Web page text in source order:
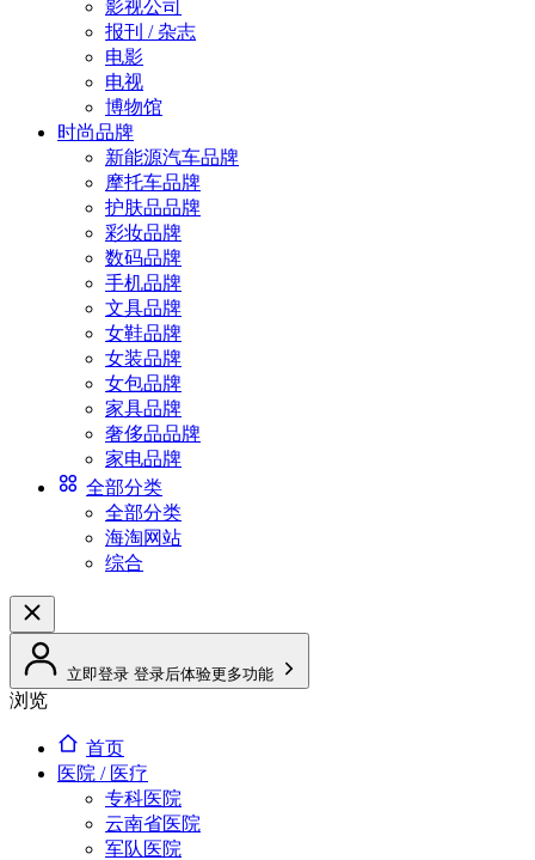
影视公司
报刊 / 杂志
电影
电视
博物馆
时尚品牌
新能源汽车品牌
摩托车品牌
护肤品品牌
彩妆品牌
数码品牌
手机品牌
文具品牌
女鞋品牌
女装品牌
女包品牌
家具品牌
奢侈品品牌
家电品牌
全部分类
全部分类
海淘网站
综合
立即登录 登录后体验更多功能
浏览
首页
医院 / 医疗
专科医院
云南省医院
军队医院